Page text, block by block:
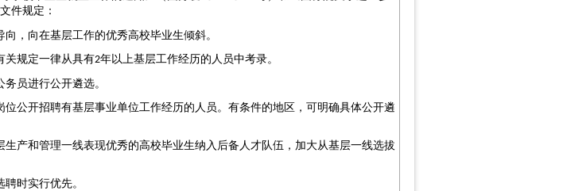
件规定：
，向在基层工作的优秀高校毕业生倾斜。
关规定一律从具有2年以上基层工作经历的人员中考录。
员进行公开遴选。
公开招聘有基层事业单位工作经历的人员。有条件的地区，可明确具体公开遴
产和管理一线表现优秀的高校毕业生纳入后备人才队伍，加大从基层一线选拔
时实行优先。